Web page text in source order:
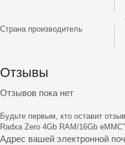
Страна производитель
Отзывы
Отзывов пока нет
Будьте первым, кто оставит
Radxa Zero 4Gb RAM/16Gb eMMC”
Адрес вашей электронной